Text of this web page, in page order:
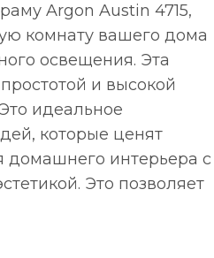
Argon Austin 4715,
комнату вашего дома
освещения. Эта
и высокой
идеальное
которые ценят
интерьера с
Это позволяет